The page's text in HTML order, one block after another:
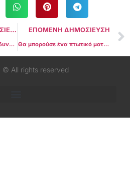
ΠΡΟΗΓΟΥΜΕΝΗ ΔΗΜΟΣΙΕΥΣΗ
Τα Memecoins χάνουν τη δυναμική τους καθώς χάθηκαν 40 δισεκατομμύρια δολάρια τον Δεκέμβριο
ΕΠΟΜΕΝΗ ΔΗΜΟΣΙΕΥΣΗ
Θα μπορούσε ένα πτωτικό μοτίβο του Bitcoin να σηματοδοτήσει τιμή στα $76.000 πριν από την ορκωμοσία του Τραμπ;
© All rights reserved